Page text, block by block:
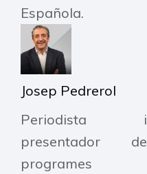
Española.
Josep Pedrerol
Periodista i
presentador de
programes